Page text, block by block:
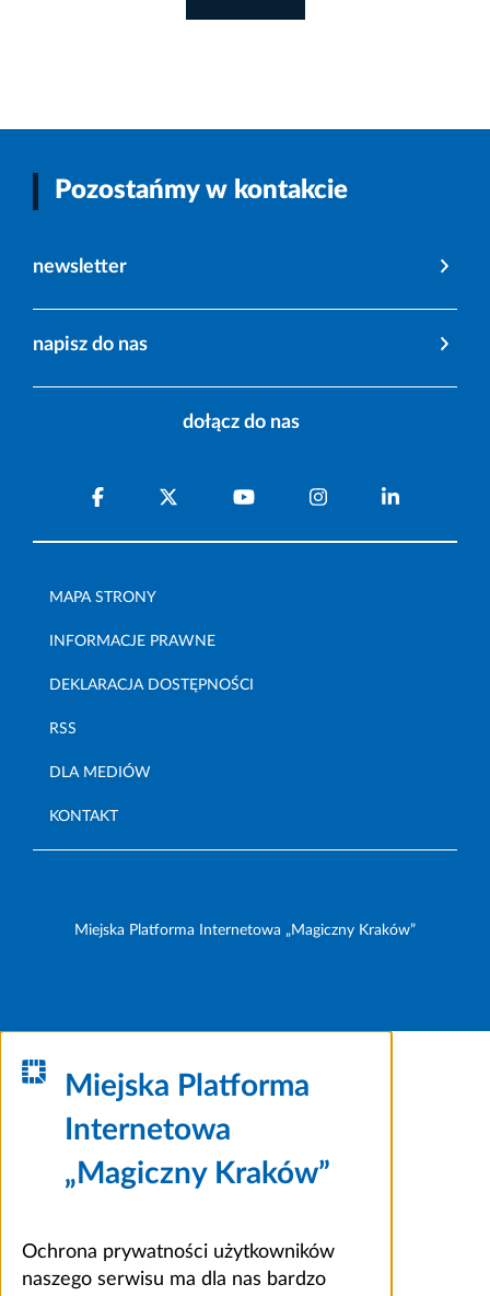
Pozostańmy w kontakcie
newsletter
napisz do nas
dołącz do nas
MAPA STRONY
INFORMACJE PRAWNE
DEKLARACJA DOSTĘPNOŚCI
RSS
DLA MEDIÓW
KONTAKT
Miejska Platforma Internetowa „Magiczny Kraków”
Miejska Platforma
Internetowa
„Magiczny Kraków”
Ochrona prywatności użytkowników
naszego serwisu ma dla nas bardzo